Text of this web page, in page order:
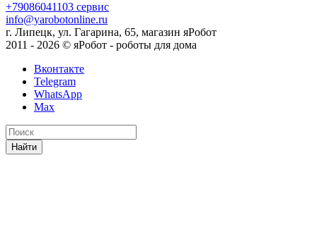
+79086041103 сервис
info@yarobotonline.ru
г. Липецк, ул. Гагарина, 65, магазин яРобот
2011 - 2026 © яРобот - роботы для дома
Вконтакте
Telegram
WhatsApp
Max
Найти